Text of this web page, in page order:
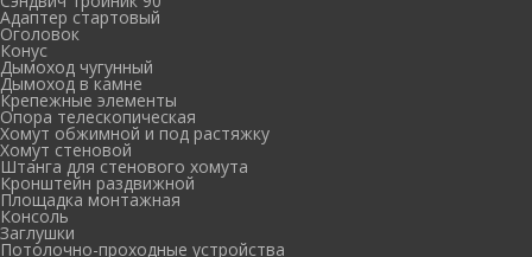
Адаптер стартовый
Оголовок
Конус
Дымоход чугунный
Дымоход в камне
Крепежные элементы
Опора телескопическая
Хомут обжимной и под растяжку
Хомут стеновой
Штанга для стенового хомута
Кронштейн раздвижной
Площадка монтажная
Консоль
Заглушки
Потолочно-проходные устройства